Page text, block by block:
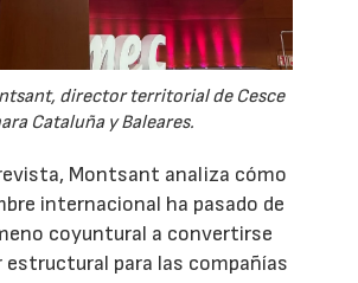
director territorial de Cesce
Cataluña y Baleares.
Montsant analiza cómo
internacional ha pasado de
coyuntural a convertirse
para las compañías